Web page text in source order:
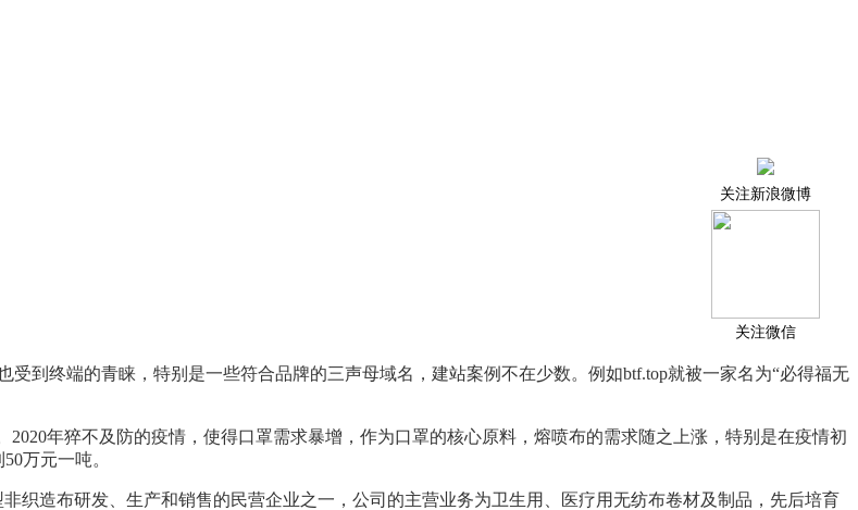
关注新浪微博
关注微信
到终端的青睐，特别是一些符合品牌的三声母域名，建站案例不在少数。例如btf.top就被一家名为“必得福无
年猝不及防的疫情，使得口罩需求暴增，作为口罩的核心原料，熔喷布的需求随之上涨，特别是在疫情初
万元一吨。
织造布研发、生产和销售的民营企业之一，公司的主营业务为卫生用、医疗用无纺布卷材及制品，先后培育